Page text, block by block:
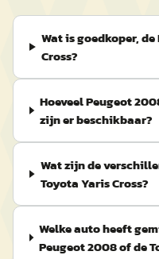
Wat is goedkoper,
Cross?
Hoeveel Peugeot
zijn er beschikbaar?
Wat zijn de
Toyota Yaris Cross?
Welke auto heeft
Peugeot 2008 of de